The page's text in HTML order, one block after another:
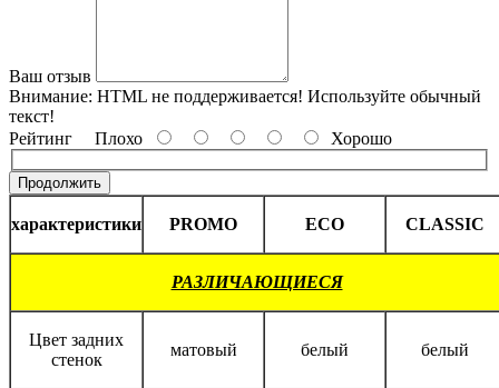
Ваш отзыв
Внимание: HTML не поддерживается! Используйте обычный
текст!
Рейтинг Плохо Хорошо
Продолжить
характеристики PROMO ECO CLASSIC
РАЗЛИЧАЮЩИЕСЯ
Цвет задних
стенок
матовый белый белый